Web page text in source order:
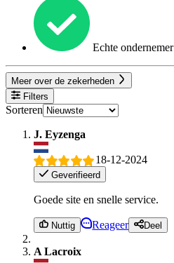
Echte ondernemer
Meer over de zekerheden
Filters
Sorteren
J. Eyzenga
18-12-2024
Geverifieerd
Goede site en snelle service.
Nuttig Reageer Deel
A Lacroix